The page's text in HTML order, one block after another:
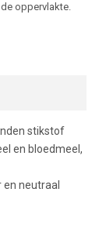
oppervlakte.
stikstof
en bloedmeel,
neutraal